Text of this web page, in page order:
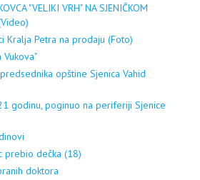
"VELIKI VRH" NA SJENIČKOM
Kralja Petra na prodaju (Foto)
Vukova"
predsednika opštine Sjenica Vahid
godinu, poginuo na periferiji Sjenice
prebio dečka (18)
doktora